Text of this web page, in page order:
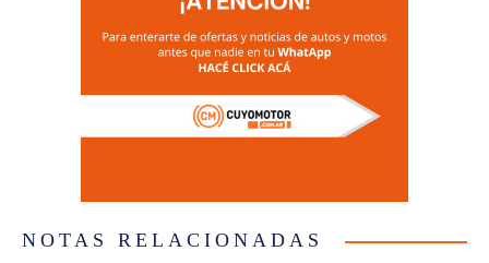
NOTAS RELACIONADAS